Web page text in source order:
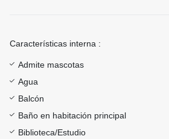
Características interna :
Admite mascotas
Agua
Balcón
Baño en habitación principal
Biblioteca/Estudio